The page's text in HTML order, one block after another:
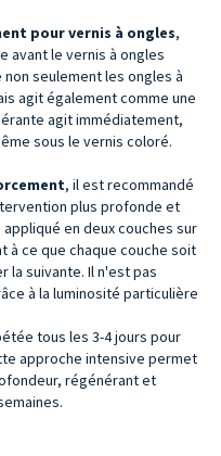
pour vernis à ongles,
avant le vernis à ongles
seulement les ongles à
agit également comme une
agit immédiatement,
sous le vernis coloré.
, il est recommandé
plus profonde et
en deux couches sur
à ce que chaque couche soit
la suivante. Il n'est pas
à la luminosité particulière
tous les 3-4 jours pour
approche intensive permet
régénérant et